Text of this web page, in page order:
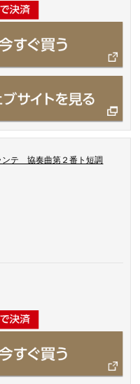
ンテ 協奏曲第２番ト短調